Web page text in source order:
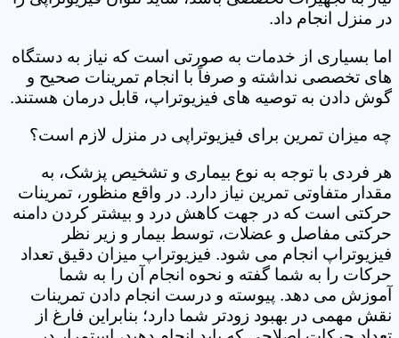
در منزل انجام داد.
اما بسیاری از خدمات به صورتی است که نیاز به دستگاه
های تخصصی نداشته و صرفاً با انجام تمرینات صحیح و
گوش دادن به توصیه های فیزیوتراپ، قابل درمان هستند.
چه میزان تمرین برای فیزیوتراپی در منزل لازم است؟
هر فردی با توجه به نوع بیماری و تشخیص پزشک، به
مقدار متفاوتی تمرین نیاز دارد. در واقع منظور، تمرینات
حرکتی است که در جهت کاهش درد و بیشتر کردن دامنه
حرکتی مفاصل و عضلات، توسط بیمار و زیر نظر
فیزیوتراپ انجام می شود. فیزیوتراپ میزان دقیق تعداد
حرکات را به شما گفته و نحوه انجام آن را به شما
آموزش می دهد. پیوسته و درست انجام دادن تمرینات
نقش مهمی در بهبود زودتر شما دارد؛ بنابراین فارغ از